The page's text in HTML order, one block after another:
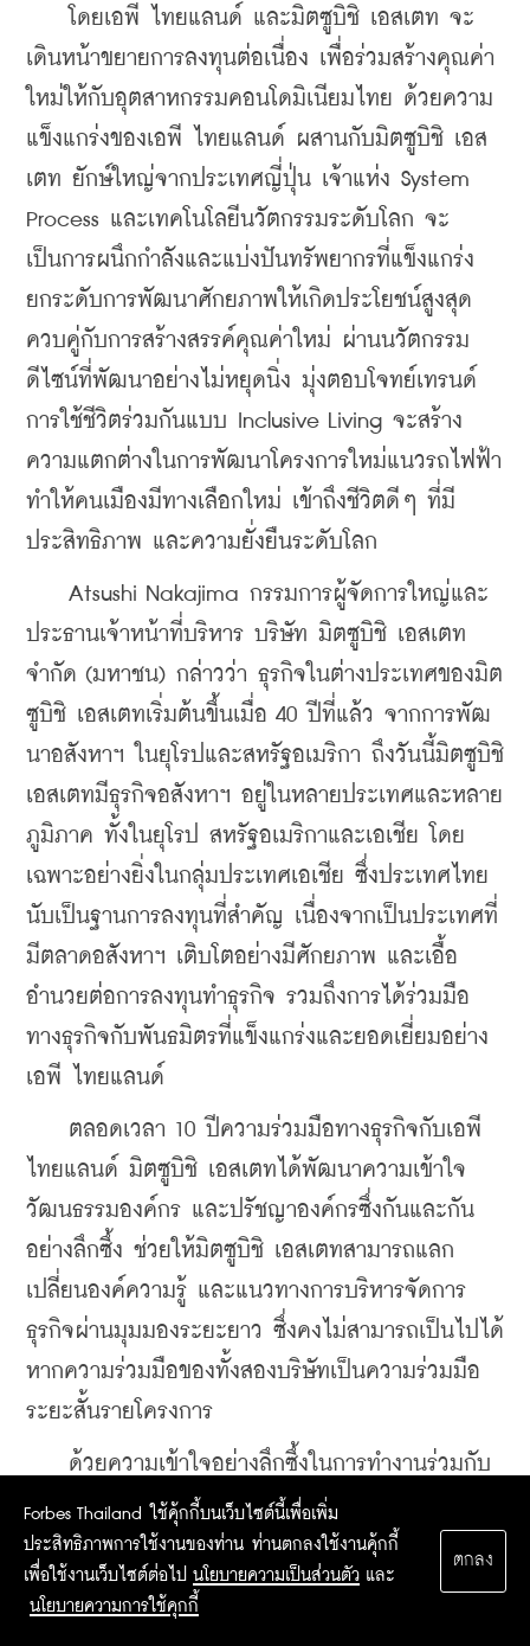
โดยเอพี ไทยแลนด์ และมิตซูบิชิ เอสเตท จะ
เดินหน้าขยายการลงทุนต่อเนื่อง เพื่อร่วมสร้างคุณค่า
ใหม่ให้กับอุตสาหกรรมคอนโดมิเนียมไทย ด้วยความ
แข็งแกร่งของเอพี ไทยแลนด์ ผสานกับมิตซูบิชิ เอส
เตท ยักษ์ใหญ่จากประเทศญี่ปุ่น เจ้าแห่ง System
Process และเทคโนโลยีนวัตกรรมระดับโลก จะ
เป็นการผนึกกำลังและแบ่งปันทรัพยากรที่แข็งแกร่ง
ยกระดับการพัฒนาศักยภาพให้เกิดประโยชน์สูงสุด
ควบคู่กับการสร้างสรรค์คุณค่าใหม่ ผ่านนวัตกรรม
ดีไซน์ที่พัฒนาอย่างไม่หยุดนิ่ง มุ่งตอบโจทย์เทรนด์
การใช้ชีวิตร่วมกันแบบ Inclusive Living จะสร้าง
ความแตกต่างในการพัฒนาโครงการใหม่แนวรถไฟฟ้า
ทำให้คนเมืองมีทางเลือกใหม่ เข้าถึงชีวิตดีๆ ที่มี
ประสิทธิภาพ และความยั่งยืนระดับโลก
Atsushi Nakajima กรรมการผู้จัดการใหญ่และ
ประธานเจ้าหน้าที่บริหาร บริษัท มิตซูบิชิ เอสเตท
จำกัด (มหาชน) กล่าวว่า ธุรกิจในต่างประเทศของมิต
ซูบิชิ เอสเตทเริ่มต้นขึ้นเมื่อ 40 ปีที่แล้ว จากการพัฒ
นาอสังหาฯ ในยุโรปและสหรัฐอเมริกา ถึงวันนี้มิตซูบิชิ
เอสเตทมีธุรกิจอสังหาฯ อยู่ในหลายประเทศและหลาย
ภูมิภาค ทั้งในยุโรป สหรัฐอเมริกาและเอเชีย โดย
เฉพาะอย่างยิ่งในกลุ่มประเทศเอเชีย ซึ่งประเทศไทย
นับเป็นฐานการลงทุนที่สำคัญ เนื่องจากเป็นประเทศที่
มีตลาดอสังหาฯ เติบโตอย่างมีศักยภาพ และเอื้อ
อำนวยต่อการลงทุนทำธุรกิจ รวมถึงการได้ร่วมมือ
ทางธุรกิจกับพันธมิตรที่แข็งแกร่งและยอดเยี่ยมอย่าง
เอพี ไทยแลนด์
ตลอดเวลา 10 ปีความร่วมมือทางธุรกิจกับเอพี
ไทยแลนด์ มิตซูบิชิ เอสเตทได้พัฒนาความเข้าใจ
วัฒนธรรมองค์กร และปรัชญาองค์กรซึ่งกันและกัน
อย่างลึกซึ้ง ช่วยให้มิตซูบิชิ เอสเตทสามารถแลก
เปลี่ยนองค์ความรู้ และแนวทางการบริหารจัดการ
ธุรกิจผ่านมุมมองระยะยาว ซึ่งคงไม่สามารถเป็นไปได้
หากความร่วมมือของทั้งสองบริษัทเป็นความร่วมมือ
ระยะสั้นรายโครงการ
ด้วยความเข้าใจอย่างลึกซึ้งในการทำงานร่วมกับ
เอพี ไทยแลนด์ ตลอดจน “ความเชื่อมั่น” ที่มิตซูบิชิ
เอสเตทมีต่อเอพี ไทยแลนด์ ทั้งองค์ความรู้ที่ลึกซึ้งใน
การพัฒนาโครงการคอนโดมิเนียม ความใส่ใจในทุก
กระบวนการทำงาน การวางแผนงานต่างๆ ของเอพี
Forbes Thailand ใช้คุ้กกี้บนเว็บไซต์นี้เพื่อเพิ่ม
ประสิทธิภาพการใช้งานของท่าน ท่านตกลงใช้งานคุ้กกี้
เพื่อใช้งานเว็บไซต์ต่อไป นโยบายความเป็นส่วนตัว และ
นโยบายความการใช้คุกกี้
ตกลง